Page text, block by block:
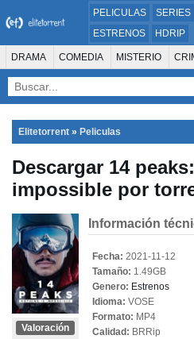
PELICULAS
SERIES
ESTRENOS
HDRIP
MICROHD
720P
DVDRIP
DRAMA COMEDIA MISTERIO
SUSPENSO
ANIMACIÓN ROMANCE TERROR
FAMILIA DOCUS Y TV
PELÍCULA DE LA TELEVISIÓN FOREIGN
Elitetorrent » Peliculas
Descargar 14
impossible por
Valoración
Información
Fecha: 2021-11-12
Tamaño: 1.49GB
Genero: Estrenos
Idioma: VOSE
Formato: MP4
Calidad: BRRip